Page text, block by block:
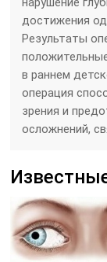
достижения
Результаты
в раннем
операция
зрения и
осложнений,